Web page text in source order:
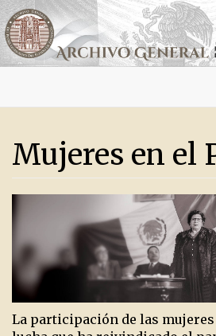
Mujeres en el
La participación de las